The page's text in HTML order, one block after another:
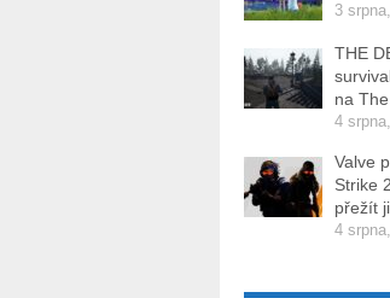
3
THE
na
4
Valve
Strike
přežít
4